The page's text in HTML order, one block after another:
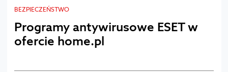
BEZPIECZEŃSTWO
Programy antywirusowe ESET w
ofercie home.pl